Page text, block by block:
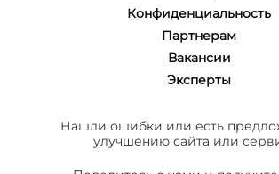
Конфиденциальность
Партнерам
Вакансии
Эксперты
Нашли ошибки или есть
улучшению сайта или